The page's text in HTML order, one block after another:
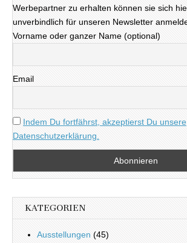
Werbepartner zu erhalten können sie sich
unverbindlich für unseren Newsletter
Vorname oder ganzer Name (optional)
Email
Indem Du fortfährst, akzeptierst Du unsere
Datenschutzerklärung.
KATEGORIEN
Ausstellungen (45)